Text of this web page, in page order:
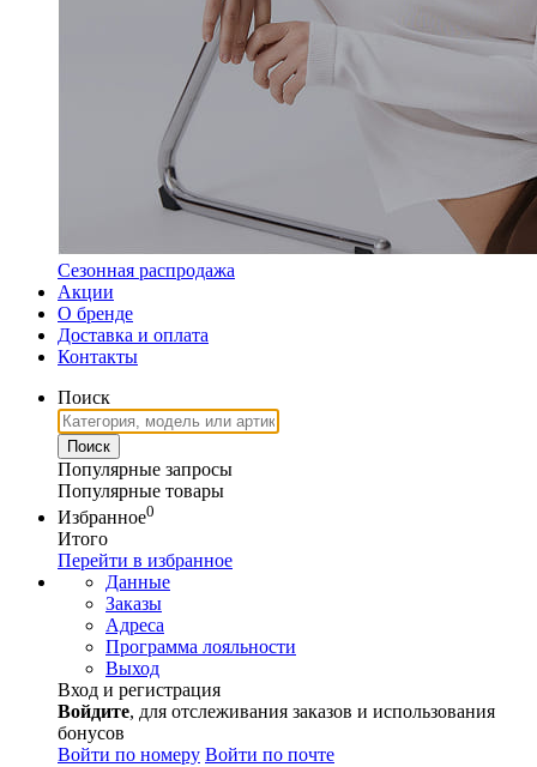
Сезонная распродажа
Акции
О бренде
Доставка и оплата
Контакты
Поиск
Популярные запросы
Популярные товары
Избранное0
Итого
Перейти в избранное
Данные
Заказы
Адреса
Программа лояльности
Выход
Вход и регистрация
Войдите, для отслеживания заказов и использования
бонусов
Войти по номеру Войти по почте